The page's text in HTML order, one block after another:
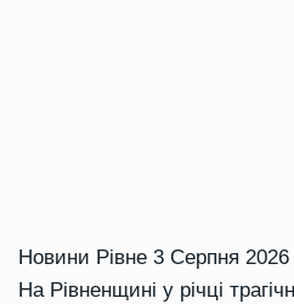
Новини Рівне 3 Серпня 2026
На Рівненщині у річці